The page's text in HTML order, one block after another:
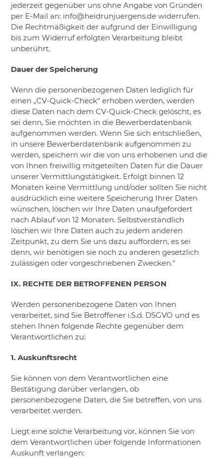
jederzeit gegenüber uns ohne Angabe von Gründen
per E-Mail an: info@heidrunjuergens.de widerrufen.
Die Rechtmäßigkeit der aufgrund der Einwilligung
bis zum Widerruf erfolgten Verarbeitung bleibt
unberührt.
Dauer der Speicherung
Wenn die personenbezogenen Daten lediglich für
einen „CV-Quick-Check“ erhoben werden, werden
diese Daten nach dem CV-Quick-Check gelöscht, es
sei denn, Sie möchten in die Bewerberdatenbank
aufgenommen werden. Wenn Sie sich entschließen,
in unsere Bewerberdatenbank aufgenommen zu
werden, speichern wir die von uns erhobenen und die
von Ihnen freiwillig mitgeteilten Daten für die Dauer
unserer Vermittlungstätigkeit. Erfolgt binnen 12
Monaten keine Vermittlung und/oder sollten Sie nicht
ausdrücklich eine weitere Speicherung Ihrer Daten
wünschen, löschen wir Ihre Daten unaufgefordert
nach Ablauf von 12 Monaten. Selbstverständlich
löschen wir Ihre Daten auch zu jedem anderen
Zeitpunkt, zu dem Sie uns dazu auffordern, es sei
denn, wir benötigen sie noch zu anderen gesetzlich
zulässigen oder vorgeschriebenen Zwecken.“
IX. RECHTE DER BETROFFENEN PERSON
Werden personenbezogene Daten von Ihnen
verarbeitet, sind Sie Betroffener i.S.d. DSGVO und es
stehen Ihnen folgende Rechte gegenüber dem
Verantwortlichen zu:
1. Auskunftsrecht
Sie können von dem Verantwortlichen eine
Bestätigung darüber verlangen, ob
personenbezogene Daten, die Sie betreffen, von uns
verarbeitet werden.
Liegt eine solche Verarbeitung vor, können Sie von
dem Verantwortlichen über folgende Informationen
Auskunft verlangen: